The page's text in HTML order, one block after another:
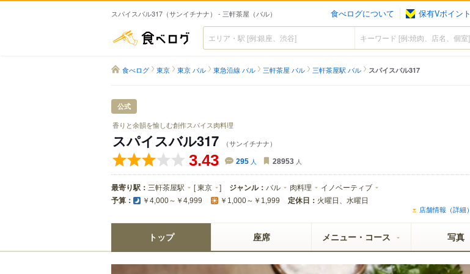
スパイスバル317（サンイチナナ） - 三軒茶屋（バル） 食べログについて 保有Vポイント
食べログ
食べログ 東京 東京 バル 東急沿線 バル 三軒茶屋 バル 三軒茶屋駅 バル スパイスバル317
公式
香りと余韻を愉しむ創作スパイス肉料理
スパイスバル317 （サンイチナナ）
3.43 295 人 28953 人
最寄り駅： 三軒茶屋駅 [東京 ] ジャンル： バル 肉料理 イノベーティブ
予算： ￥4,000～￥4,999 ￥1,000～￥1,999 定休日： 火曜日、水曜日
店舗情報（詳細）
トップ 座席 メニュー・コース 写真